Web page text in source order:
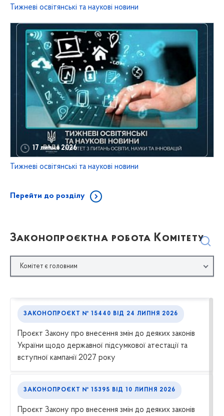
Тижневі освітянські та наукові новини
17 липня 2026
Тижневі освітянські та наукові новини
Перейти до розділу
Законопроєктна робота Комітету
Комітет є головним
ЗАКОНОПРОЄКТ № 15440 ВІД 24 ЛИПНЯ 2026
Проєкт Закону про внесення змін до деяких законів
України щодо державної підсумкової атестації та
вступної кампанії 2027 року
ЗАКОНОПРОЄКТ № 15395 ВІД10 ЛИПНЯ 2026
Проєкт Закону про внесення змін до деяких законів